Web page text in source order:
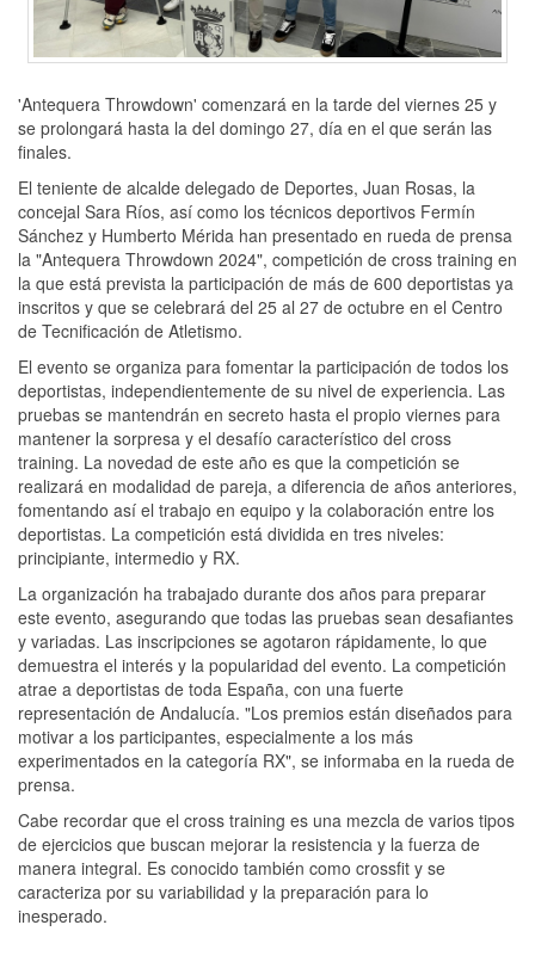
'Antequera Throwdown' comenzará en la tarde del viernes 25 y
se prolongará hasta la del domingo 27, día en el que serán las
finales.
El teniente de alcalde delegado de Deportes, Juan Rosas, la
concejal Sara Ríos, así como los técnicos deportivos Fermín
Sánchez y Humberto Mérida han presentado en rueda de prensa
la "Antequera Throwdown 2024", competición de cross training en
la que está prevista la participación de más de 600 deportistas ya
inscritos y que se celebrará del 25 al 27 de octubre en el Centro
de Tecnificación de Atletismo.
El evento se organiza para fomentar la participación de todos los
deportistas, independientemente de su nivel de experiencia. Las
pruebas se mantendrán en secreto hasta el propio viernes para
mantener la sorpresa y el desafío característico del cross
training. La novedad de este año es que la competición se
realizará en modalidad de pareja, a diferencia de años anteriores,
fomentando así el trabajo en equipo y la colaboración entre los
deportistas. La competición está dividida en tres niveles:
principiante, intermedio y RX.
La organización ha trabajado durante dos años para preparar
este evento, asegurando que todas las pruebas sean desafiantes
y variadas. Las inscripciones se agotaron rápidamente, lo que
demuestra el interés y la popularidad del evento. La competición
atrae a deportistas de toda España, con una fuerte
representación de Andalucía. "Los premios están diseñados para
motivar a los participantes, especialmente a los más
experimentados en la categoría RX", se informaba en la rueda de
prensa.
Cabe recordar que el cross training es una mezcla de varios tipos
de ejercicios que buscan mejorar la resistencia y la fuerza de
manera integral. Es conocido también como crossfit y se
caracteriza por su variabilidad y la preparación para lo
inesperado.